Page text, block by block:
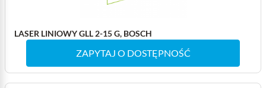
LASER LINIOWY GLL 2-15 G, BOSCH
ZAPYTAJ O DOSTĘPNOŚĆ